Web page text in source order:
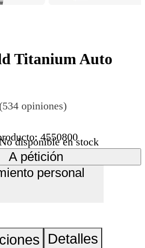
Titanium Auto
opiniones)
4550800
disponible en stock
A pétición
personal
Detalles